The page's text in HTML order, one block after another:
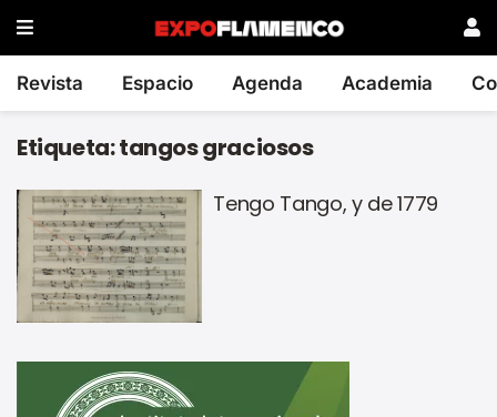
Revista Espacio Agenda Academia
Etiqueta:tangos graciosos
Tengo Tango, y de 1779